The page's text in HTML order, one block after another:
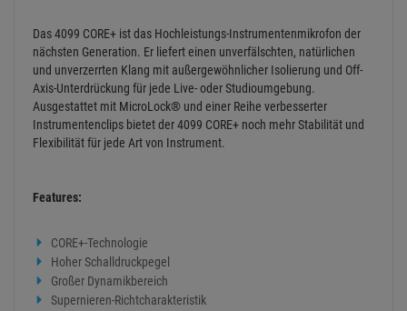
Das 4099 CORE+ ist das Hochleistungs-Instrumentenmikrofon der
nächsten Generation. Er liefert einen unverfälschten, natürlichen
und unverzerrten Klang mit außergewöhnlicher Isolierung und Off-
Axis-Unterdrückung für jede Live- oder Studioumgebung.
Ausgestattet mit MicroLock® und einer Reihe verbesserter
Instrumentenclips bietet der 4099 CORE+ noch mehr Stabilität und
Flexibilität für jede Art von Instrument.
Features:
CORE+-Technologie
Hoher Schalldruckpegel
Großer Dynamikbereich
Supernieren-Richtcharakteristik